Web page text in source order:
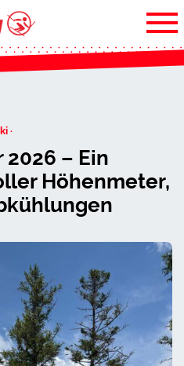
·
– Ein
Höhenmeter,